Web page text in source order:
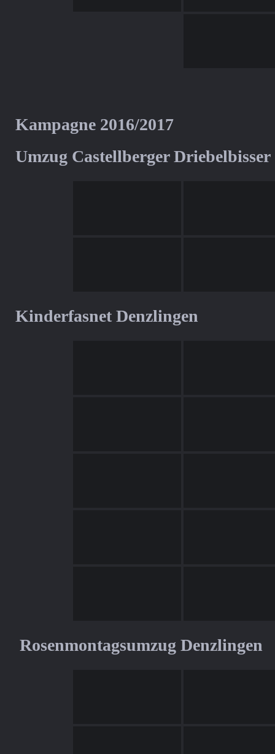
Kampagne 2016/2017
Umzug Castellberger
Kinderfasnet Denzlingen
Rosenmontagsumzug Denzlingen